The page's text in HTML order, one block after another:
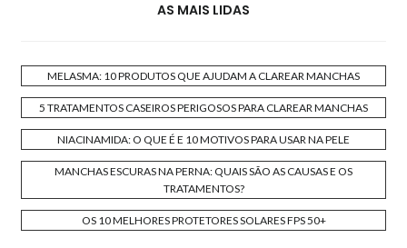
AS MAIS LIDAS
MELASMA: 10 PRODUTOS QUE AJUDAM A CLAREAR MANCHAS
5 TRATAMENTOS CASEIROS PERIGOSOS PARA CLAREAR MANCHAS
NIACINAMIDA: O QUE É E 10 MOTIVOS PARA USAR NA PELE
MANCHAS ESCURAS NA PERNA: QUAIS SÃO AS CAUSAS E OS
TRATAMENTOS?
OS 10 MELHORES PROTETORES SOLARES FPS 50+